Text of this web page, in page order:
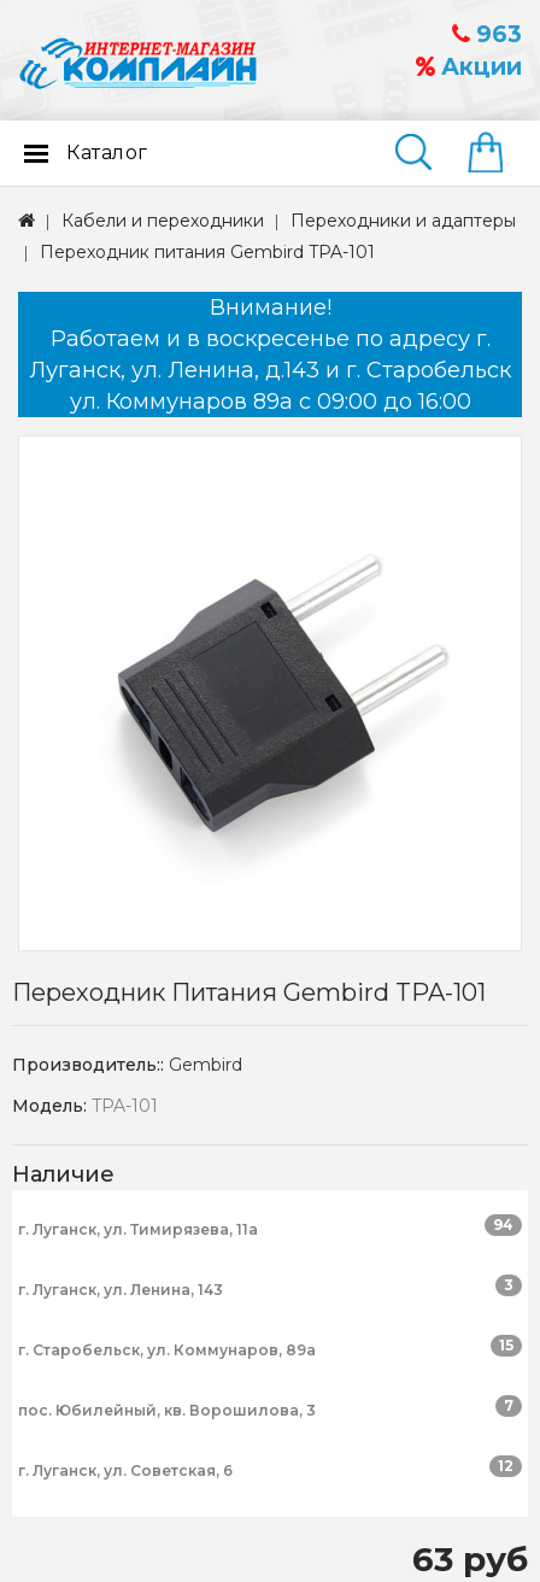
963
Акции
Найти
Каталог
Кабели и переходники
Переходники и адаптеры
Переходник питания Gembird TPA-101
Внимание!
Работаем и в воскресенье по адресу г.
Луганск, ул. Ленина, д.143 и г. Старобельск
ул. Коммунаров 89а с 09:00 до 16:00
Переходник Питания Gembird TPA-101
Производитель:: Gembird
Модель: TPA-101
Наличие
г. Луганск, ул. Тимирязева, 11а 94
г. Луганск, ул. Ленина, 143 3
г. Старобельск, ул. Коммунаров, 89а 15
пос. Юбилейный, кв. Ворошилова, 3 7
г. Луганск, ул. Советская, 6 12
63 руб